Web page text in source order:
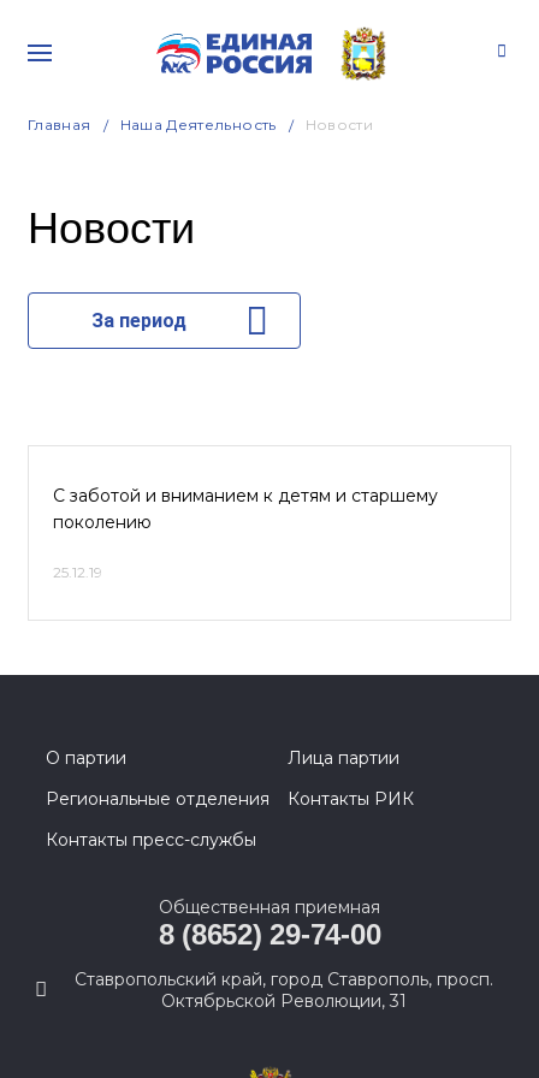
Главная Наша Деятельность Новости
Новости
За период
С заботой и вниманием к детям и старшему
поколению
25.12.19
О партии
Лица партии
Региональные отделения
Контакты РИК
Контакты пресс-службы
Общественная приемная
8 (8652) 29-74-00
Ставропольский край, город Ставрополь, просп.
Октябрьской Революции, 31